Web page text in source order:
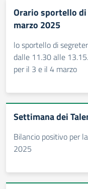
Orario sportello
marzo 2025
lo sportello di
dalle 11.30 alle
per il 3 e il 4 marzo
Settimana dei
Bilancio positivo per
2025